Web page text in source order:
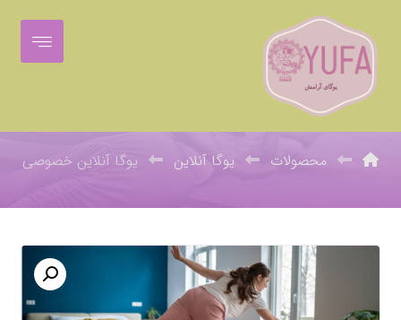
محصولات یوگا آنلاین یوگا آنلاین خصوصی